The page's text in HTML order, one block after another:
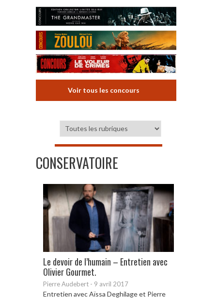
Voir tous les concours
CONSERVATOIRE
Le devoir de l’humain – Entretien avec
Olivier Gourmet.
Pierre Audebert - 9 avril 2017
Entretien avec Aïssa Deghilage et Pierre